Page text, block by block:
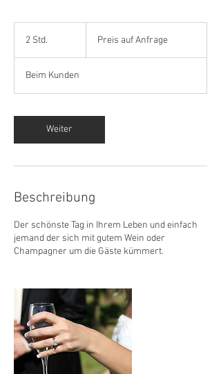
2 Std.
d
.
Anfrage
Preis auf Anfrage
Beim Kunden
Weiter
Beschreibung
Der schönste Tag in Ihrem Leben und einfach
jemand der sich mit gutem Wein oder
Champagner um die Gäste kümmert.